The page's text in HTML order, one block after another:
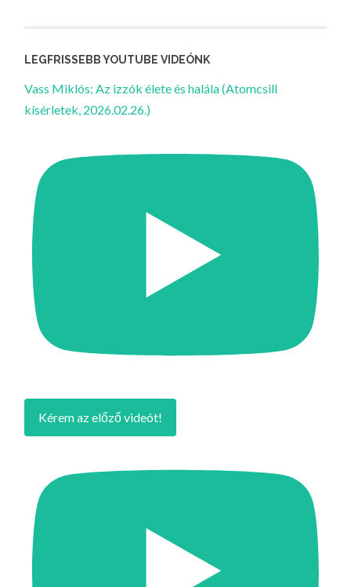
LEGFRISSEBB YOUTUBE VIDEÓNK
Vass Miklós: Az izzók élete és halála (Atomcsill
kísérletek, 2026.02.26.)
Kérem az előző videót!